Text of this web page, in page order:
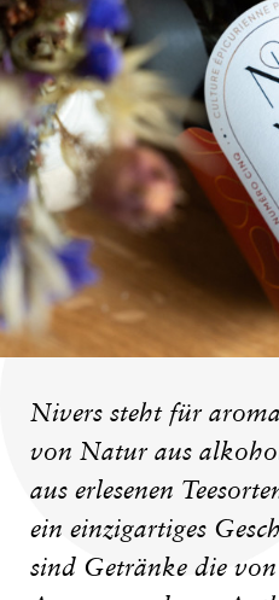
Nivers steht für
von Natur aus
aus erlesenen
ein einzigartiges
sind Getränke die